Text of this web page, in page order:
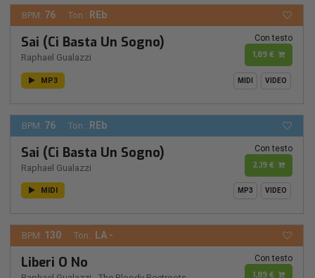
BPM: 76 Ton.: REb
Sai (Ci Basta Un Sogno)
Raphael Gualazzi
Con testo
1,89 €
MP3 MIDI VIDEO
BPM: 76 Ton.: REb
Sai (Ci Basta Un Sogno)
Raphael Gualazzi
Con testo
2,19 €
MIDI MP3 VIDEO
BPM: 130 Ton.: LA -
Liberi O No Con testo
1,89 €